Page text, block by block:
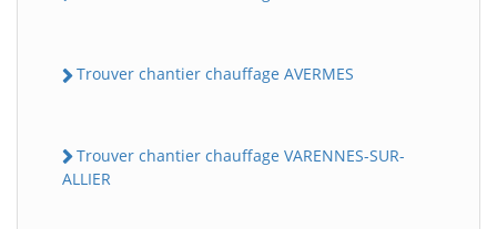
Trouver chantier chauffage AVERMES
Trouver chantier chauffage VARENNES-SUR-
ALLIER